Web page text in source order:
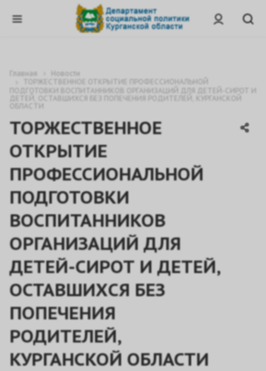
Главная
Новости
ТОРЖЕСТВЕННОЕ ОТКРЫТИЕ ПРОФЕССИОНАЛЬНОЙ
ПОДГОТОВКИ ВОСПИТАННИКОВ ОРГАНИЗАЦИЙ ДЛЯ ДЕТЕЙ-СИРОТ И
ДЕТЕЙ, ОСТАВШИХСЯ БЕЗ ПОПЕЧЕНИЯ РОДИТЕЛЕЙ, КУРГАНСКОЙ
ОБЛАСТИ
ТОРЖЕСТВЕННОЕ
ОТКРЫТИЕ
ПРОФЕССИОНАЛЬНОЙ
ПОДГОТОВКИ
ВОСПИТАННИКОВ
ОРГАНИЗАЦИЙ ДЛЯ
ДЕТЕЙ-СИРОТ И ДЕТЕЙ,
ОСТАВШИХСЯ БЕЗ
ПОПЕЧЕНИЯ
РОДИТЕЛЕЙ,
КУРГАНСКОЙ ОБЛАСТИ